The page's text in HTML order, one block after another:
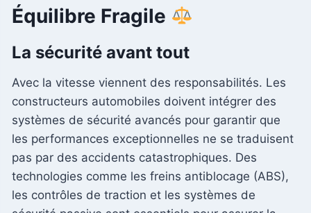
Équilibre Fragile
La sécurité avant tout
Avec la vitesse viennent des responsabilités. Les
constructeurs automobiles doivent intégrer des
systèmes de sécurité avancés pour garantir que
les performances exceptionnelles ne se traduisent
pas par des accidents catastrophiques. Des
technologies comme les freins antiblocage (ABS),
les contrôles de traction et les systèmes de